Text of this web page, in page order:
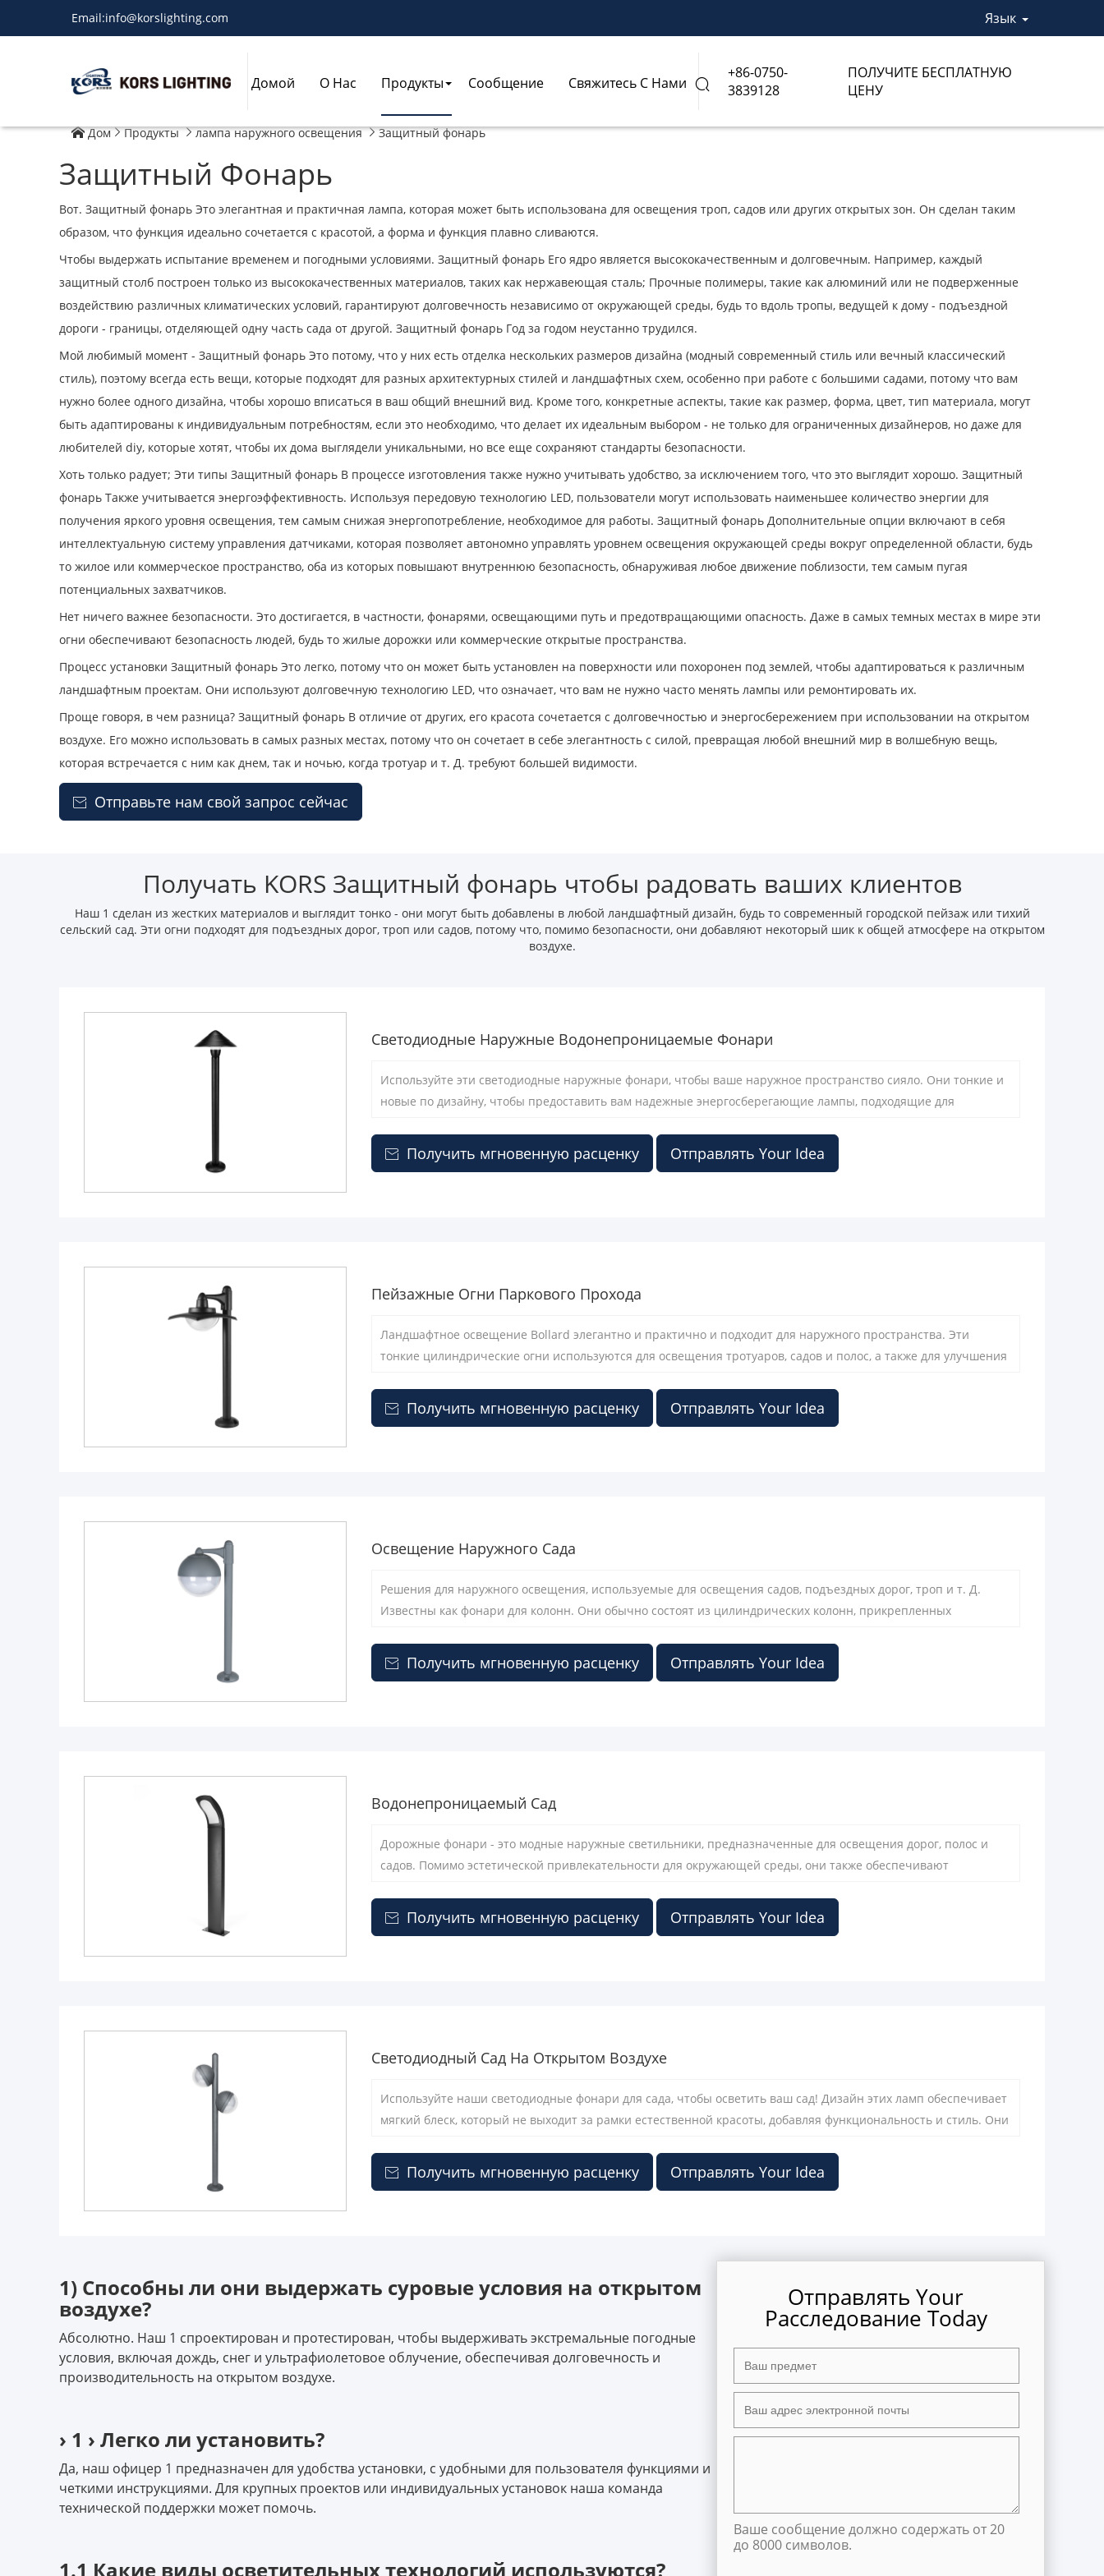
Email:info@korslighting.com Язык
Домой О Нас Продукты Сообщение Свяжитесь С Нами 
+86-0750-
3839128
ПОЛУЧИТЕ БЕСПЛАТНУЮ
ЦЕНУ
ДомПродукты лампа наружного освещения Защитный фонарь
Защитный Фонарь
Вот. Защитный фонарь Это элегантная и практичная лампа, которая может быть использована для освещения троп, садов или других открытых зон. Он сделан таким
образом, что функция идеально сочетается с красотой, а форма и функция плавно сливаются.
Чтобы выдержать испытание временем и погодными условиями. Защитный фонарь Его ядро является высококачественным и долговечным. Например, каждый
защитный столб построен только из высококачественных материалов, таких как нержавеющая сталь; Прочные полимеры, такие как алюминий или не подверженные
воздействию различных климатических условий, гарантируют долговечность независимо от окружающей среды, будь то вдоль тропы, ведущей к дому - подъездной
дороги - границы, отделяющей одну часть сада от другой. Защитный фонарь Год за годом неустанно трудился.
Мой любимый момент - Защитный фонарь Это потому, что у них есть отделка нескольких размеров дизайна (модный современный стиль или вечный классический
стиль), поэтому всегда есть вещи, которые подходят для разных архитектурных стилей и ландшафтных схем, особенно при работе с большими садами, потому что вам
нужно более одного дизайна, чтобы хорошо вписаться в ваш общий внешний вид. Кроме того, конкретные аспекты, такие как размер, форма, цвет, тип материала, могут
быть адаптированы к индивидуальным потребностям, если это необходимо, что делает их идеальным выбором - не только для ограниченных дизайнеров, но даже для
любителей diy, которые хотят, чтобы их дома выглядели уникальными, но все еще сохраняют стандарты безопасности.
Хоть только радует; Эти типы Защитный фонарь В процессе изготовления также нужно учитывать удобство, за исключением того, что это выглядит хорошо. Защитный
фонарь Также учитывается энергоэффективность. Используя передовую технологию LED, пользователи могут использовать наименьшее количество энергии для
получения яркого уровня освещения, тем самым снижая энергопотребление, необходимое для работы. Защитный фонарь Дополнительные опции включают в себя
интеллектуальную систему управления датчиками, которая позволяет автономно управлять уровнем освещения окружающей среды вокруг определенной области, будь
то жилое или коммерческое пространство, оба из которых повышают внутреннюю безопасность, обнаруживая любое движение поблизости, тем самым пугая
потенциальных захватчиков.
Нет ничего важнее безопасности. Это достигается, в частности, фонарями, освещающими путь и предотвращающими опасность. Даже в самых темных местах в мире эти
огни обеспечивают безопасность людей, будь то жилые дорожки или коммерческие открытые пространства.
Процесс установки Защитный фонарь Это легко, потому что он может быть установлен на поверхности или похоронен под землей, чтобы адаптироваться к различным
ландшафтным проектам. Они используют долговечную технологию LED, что означает, что вам не нужно часто менять лампы или ремонтировать их.
Проще говоря, в чем разница? Защитный фонарь В отличие от других, его красота сочетается с долговечностью и энергосбережением при использовании на открытом
воздухе. Его можно использовать в самых разных местах, потому что он сочетает в себе элегантность с силой, превращая любой внешний мир в волшебную вещь,
которая встречается с ним как днем, так и ночью, когда тротуар и т. Д. требуют большей видимости.
 Отправьте нам свой запрос сейчас
Получать KORS Защитный фонарь чтобы радовать ваших клиентов
Наш 1 сделан из жестких материалов и выглядит тонко - они могут быть добавлены в любой ландшафтный дизайн, будь то современный городской пейзаж или тихий
сельский сад. Эти огни подходят для подъездных дорог, троп или садов, потому что, помимо безопасности, они добавляют некоторый шик к общей атмосфере на открытом
воздухе.
Светодиодные Наружные Водонепроницаемые Фонари
Используйте эти светодиодные наружные фонари, чтобы ваше наружное пространство сияло. Они тонкие и
новые по дизайну, чтобы предоставить вам надежные энергосберегающие лампы, подходящие для
 Получить мгновенную расценку Отправлять Your Idea
Пейзажные Огни Паркового Прохода
Ландшафтное освещение Bollard элегантно и практично и подходит для наружного пространства. Эти
тонкие цилиндрические огни используются для освещения тротуаров, садов и полос, а также для улучшения
 Получить мгновенную расценку Отправлять Your Idea
Освещение Наружного Сада
Решения для наружного освещения, используемые для освещения садов, подъездных дорог, троп и т. Д.
Известны как фонари для колонн. Они обычно состоят из цилиндрических колонн, прикрепленных
 Получить мгновенную расценку Отправлять Your Idea
Водонепроницаемый Сад
Дорожные фонари - это модные наружные светильники, предназначенные для освещения дорог, полос и
садов. Помимо эстетической привлекательности для окружающей среды, они также обеспечивают
 Получить мгновенную расценку Отправлять Your Idea
Светодиодный Сад На Открытом Воздухе
Используйте наши светодиодные фонари для сада, чтобы осветить ваш сад! Дизайн этих ламп обеспечивает
мягкий блеск, который не выходит за рамки естественной красоты, добавляя функциональность и стиль. Они
погодные условия и потреблять меньше энергии.
 Получить мгновенную расценку Отправлять Your Idea
1) Способны ли они выдержать суровые условия на открытом
воздухе?
Абсолютно. Наш 1 спроектирован и протестирован, чтобы выдерживать экстремальные погодные
условия, включая дождь, снег и ультрафиолетовое облучение, обеспечивая долговечность и
производительность на открытом воздухе.
› 1 › Легко ли установить?
Да, наш офицер 1 предназначен для удобства установки, с удобными для пользователя функциями и
четкими инструкциями. Для крупных проектов или индивидуальных установок наша команда
технической поддержки может помочь.
1.1 Какие виды осветительных технологий используются?
Отправлять Your
Расследование Today
Ваше сообщение должно содержать от 20
до 8000 символов.